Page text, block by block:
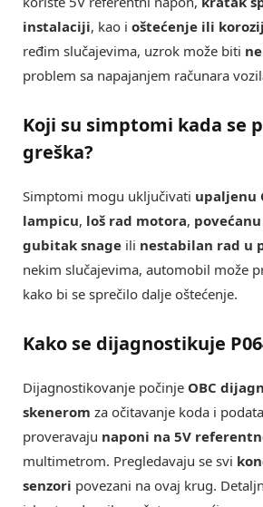
instalaciji, kao i oštećenje ili
ređim slučajevima, uzrok može biti
problem sa napajanjem računara
Koji su simptomi kada se
greška?
Simptomi mogu uključivati upaljenu
lampicu, loš rad motora,
gubitak snage ili nestabilan rad u
nekim slučajevima, automobil može
kako bi se sprečilo dalje oštećenje.
Kako se dijagnostikuje
Dijagnostikovanje počinje OBC
skenerom za očitavanje koda i
proveravaju naponi na 5V
multimetrom. Pregledavaju se svi
senzori povezani na ovaj krug.